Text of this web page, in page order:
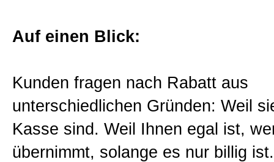
Impressum und
Auf einen Blick:
Kunden fragen nach Rabatt aus
unterschiedlichen Gründen: Weil
Kasse sind. Weil Ihnen egal ist,
übernimmt, solange es nur billig